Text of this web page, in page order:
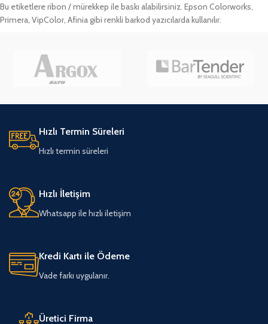
Bu etiketlere ribon / mürekkep ile baskı alabilirsiniz. Epson Colorworks,
Primera, VipColor, Afinia gibi renkli barkod yazıcılarda kullanılır.
Hızlı Termin Süreleri
Hızlı termin süreleri
Hızlı İletişim
Whatsapp ile hızlı iletişim
Kredi Kartı ile Ödeme
Vade farkı uygulanır.
Üretici Firma